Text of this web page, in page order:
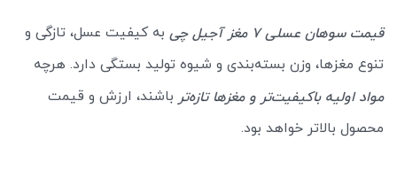
قیمت سوهان عسلی 7 مغز آجیل چی
به کیفیت عسل، تازگی و
تنوع مغزها، وزن بسته‌بندی و شیوه تولید بستگی دارد. هرچه
مواد اولیه باکیفیت‌تر و مغزها تازه‌تر باشند، ارزش و قیمت
محصول بالاتر خواهد بود.